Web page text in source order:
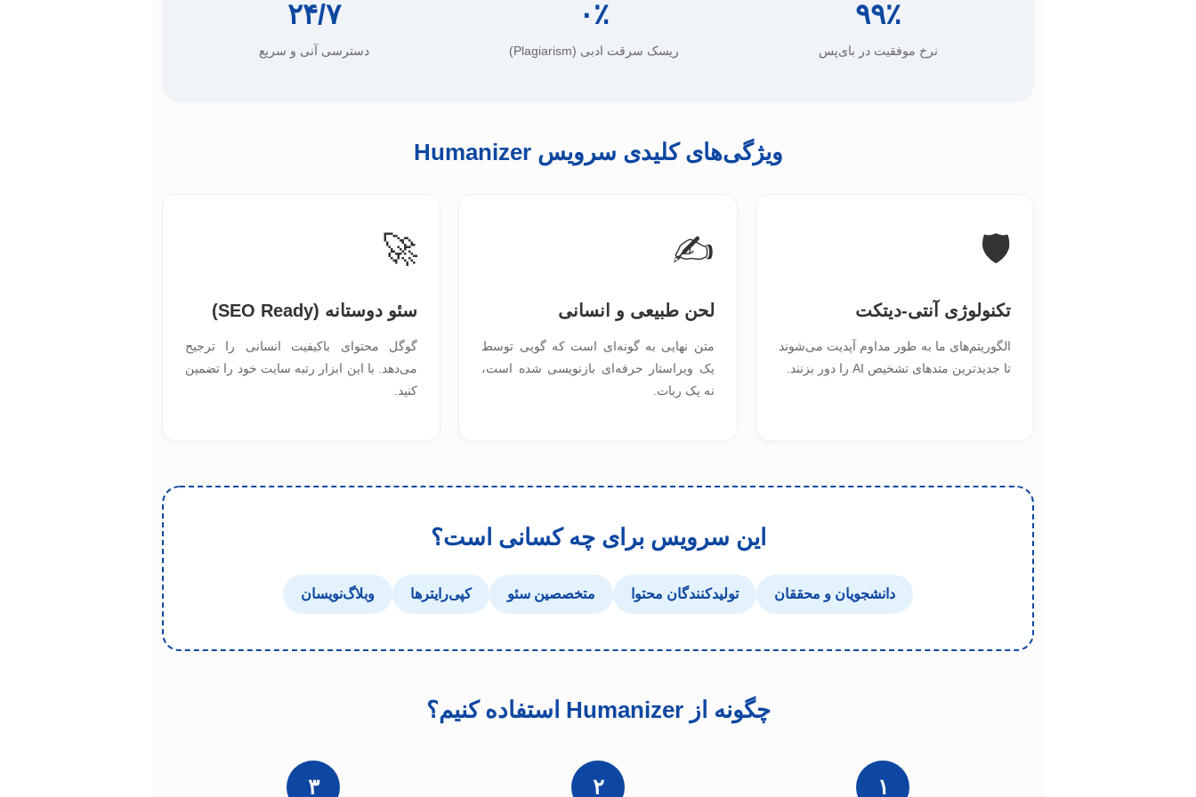
۹۹٪
نرخ موفقیت در بای‌پس
۰٪
ریسک سرقت ادبی (Plagiarism)
۲۴/۷
دسترسی آنی و سریع
ویژگی‌های کلیدی سرویس Humanizer
🛡️
تکنولوژی آنتی-دیتکت
الگوریتم‌های ما به طور مداوم آپدیت می‌شوند
تا جدیدترین متدهای تشخیص AI را دور بزنند.
✍️
لحن طبیعی و انسانی
متن نهایی به گونه‌ای است که گویی توسط
یک ویراستار حرفه‌ای بازنویسی شده است،
نه یک ربات.
🚀
سئو دوستانه (SEO Ready)
گوگل محتوای باکیفیت انسانی را ترجیح
می‌دهد. با این ابزار رتبه سایت خود را تضمین
کنید.
این سرویس برای چه کسانی است؟
دانشجویان و محققان تولیدکنندگان محتوا متخصصین سئو کپی‌رایترها وبلاگ‌نویسان
چگونه از Humanizer استفاده کنیم؟
۱ ۲ ۳